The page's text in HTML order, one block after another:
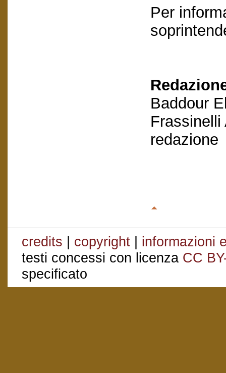
Per
Baddour
Frassinelli
redazione
credits | copyright | informazioni
testi concessi con licenza CC
specificato